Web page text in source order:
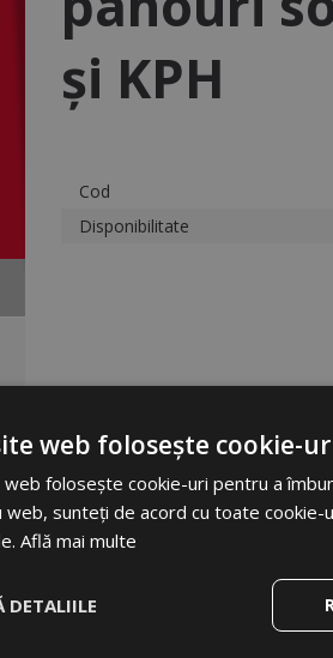
şi KPH
Cod
Disponibilitate
Etichetă
Unități
web folosește cookie-
folosește cookie-uri pentru a
web, sunteți de acord cu toate
Află mai multe
DETALIILE